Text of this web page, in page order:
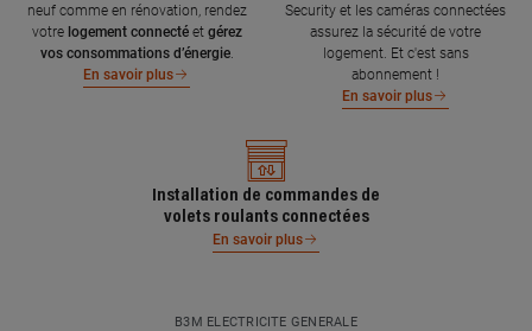
neuf comme en rénovation, rendez
votre logement connecté et gérez
vos consommations d’énergie.
En savoir plus
Security et les caméras connectées
assurez la sécurité de votre
logement. Et c'est sans
abonnement !
En savoir plus
Installation de commandes de
volets roulants connectées
En savoir plus
B3M ELECTRICITE GENERALE